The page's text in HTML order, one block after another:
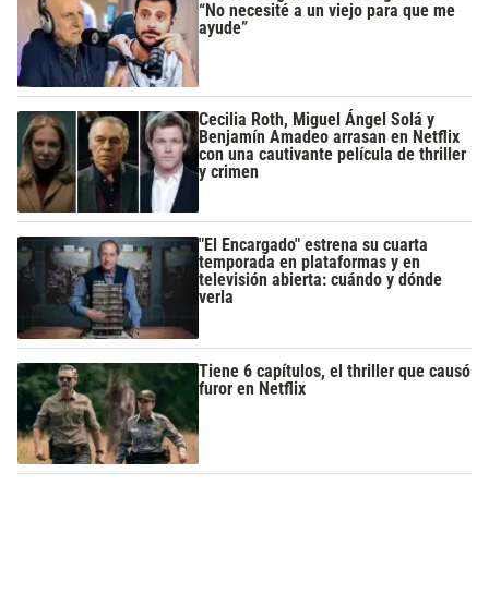
“No necesité a un viejo para que me
ayude”
Cecilia Roth, Miguel Ángel Solá y
Benjamín Amadeo arrasan en Netflix
con una cautivante película de thriller
y crimen
"El Encargado" estrena su cuarta
temporada en plataformas y en
televisión abierta: cuándo y dónde
verla
Tiene 6 capítulos, el thriller que causó
furor en Netflix